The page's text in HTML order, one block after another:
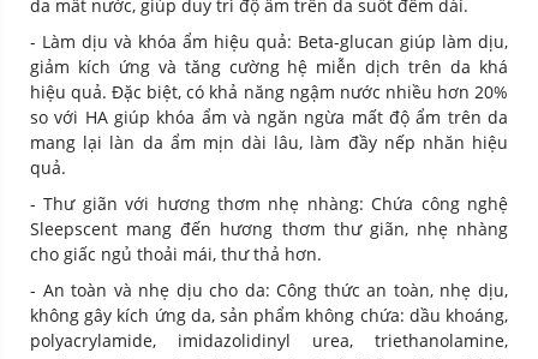
da mất nước, giúp duy trì độ ẩm trên da suốt đêm dài.
- Làm dịu và khóa ẩm hiệu quả: Beta-glucan giúp làm dịu,
giảm kích ứng và tăng cường hệ miễn dịch trên da khá
hiệu quả. Đặc biệt, có khả năng ngậm nước nhiều hơn 20%
so với HA giúp khóa ẩm và ngăn ngừa mất độ ẩm trên da
mang lại làn da ẩm mịn dài lâu, làm đầy nếp nhăn hiệu
quả.
- Thư giãn với hương thơm nhẹ nhàng: Chứa công nghệ
Sleepscent mang đến hương thơm thư giãn, nhẹ nhàng
cho giấc ngủ thoải mái, thư thả hơn.
- An toàn và nhẹ dịu cho da: Công thức an toàn, nhẹ dịu,
không gây kích ứng da, sản phẩm không chứa: dầu khoáng,
polyacrylamide, imidazolidinyl urea, triethanolamine,